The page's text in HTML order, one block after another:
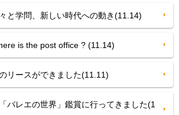
学問、新しい時代への動き(11.14)
is the post office ? (11.14)
ースができました(11.11)
バレエの世界」鑑賞に行ってきました(1